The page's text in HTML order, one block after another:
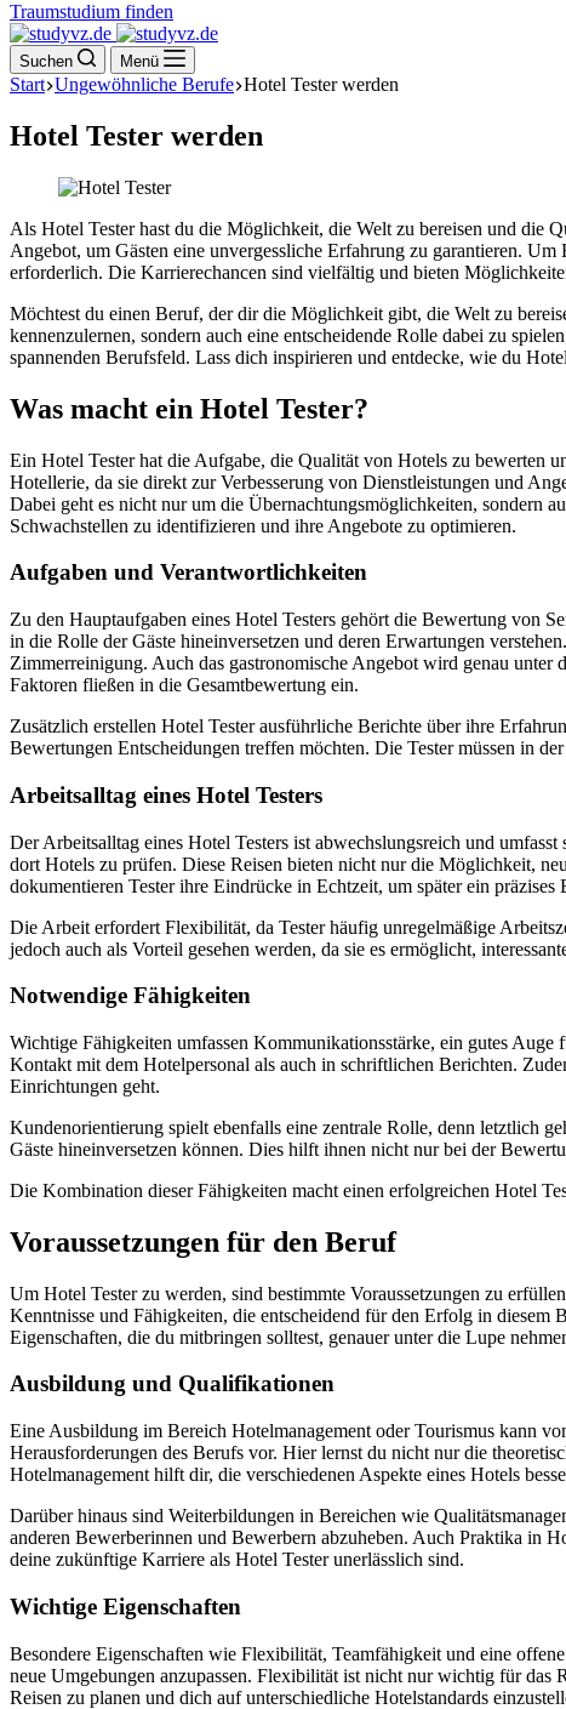
Traumstudium finden
Suchen Menü
Start Ungewöhnliche Berufe Hotel Tester werden
Hotel Tester werden
Als Hotel Tester hast du die Möglichkeit, die Welt zu bereisen und die
Angebot, um Gästen eine unvergessliche Erfahrung zu garantieren.
erforderlich. Die Karrierechancen sind vielfältig und bieten
Möchtest du einen Beruf, der dir die Möglichkeit gibt, die Welt zu
kennenzulernen, sondern auch eine entscheidende Rolle dabei zu
spannenden Berufsfeld. Lass dich inspirieren und entdecke, wie du
Was macht ein Hotel Tester?
Ein Hotel Tester hat die Aufgabe, die Qualität von Hotels zu bewerten
Hotellerie, da sie direkt zur Verbesserung von Dienstleistungen und
Dabei geht es nicht nur um die Übernachtungsmöglichkeiten, sondern
Schwachstellen zu identifizieren und ihre Angebote zu optimieren.
Aufgaben und Verantwortlichkeiten
Zu den Hauptaufgaben eines Hotel Testers gehört die Bewertung von
in die Rolle der Gäste hineinversetzen und deren Erwartungen
Zimmerreinigung. Auch das gastronomische Angebot wird genau unter
Faktoren fließen in die Gesamtbewertung ein.
Zusätzlich erstellen Hotel Tester ausführliche Berichte über ihre
Bewertungen Entscheidungen treffen möchten. Die Tester müssen in
Arbeitsalltag eines Hotel Testers
Der Arbeitsalltag eines Hotel Testers ist abwechslungsreich und
dort Hotels zu prüfen. Diese Reisen bieten nicht nur die Möglichkeit,
dokumentieren Tester ihre Eindrücke in Echtzeit, um später ein
Die Arbeit erfordert Flexibilität, da Tester häufig unregelmäßige
jedoch auch als Vorteil gesehen werden, da sie es ermöglicht,
Notwendige Fähigkeiten
Wichtige Fähigkeiten umfassen Kommunikationsstärke, ein gutes
Kontakt mit dem Hotelpersonal als auch in schriftlichen Berichten.
Einrichtungen geht.
Kundenorientierung spielt ebenfalls eine zentrale Rolle, denn letztlich
Gäste hineinversetzen können. Dies hilft ihnen nicht nur bei der
Die Kombination dieser Fähigkeiten macht einen erfolgreichen Hotel
Voraussetzungen für den Beruf
Um Hotel Tester zu werden, sind bestimmte Voraussetzungen zu
Kenntnisse und Fähigkeiten, die entscheidend für den Erfolg in
Eigenschaften, die du mitbringen solltest, genauer unter die Lupe
Ausbildung und Qualifikationen
Eine Ausbildung im Bereich Hotelmanagement oder Tourismus kann
Herausforderungen des Berufs vor. Hier lernst du nicht nur die
Hotelmanagement hilft dir, die verschiedenen Aspekte eines Hotels
Darüber hinaus sind Weiterbildungen in Bereichen wie
anderen Bewerberinnen und Bewerbern abzuheben. Auch Praktika in
deine zukünftige Karriere als Hotel Tester unerlässlich sind.
Wichtige Eigenschaften
Besondere Eigenschaften wie Flexibilität, Teamfähigkeit und eine
neue Umgebungen anzupassen. Flexibilität ist nicht nur wichtig für das
Reisen zu planen und dich auf unterschiedliche Hotelstandards